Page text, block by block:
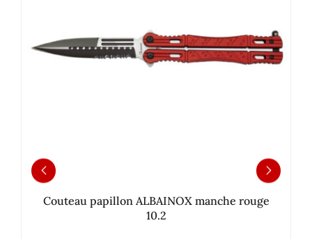
Couteau papillon ALBAINOX manche rouge
10.2